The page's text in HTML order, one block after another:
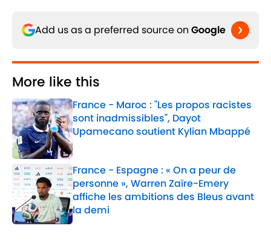
Add us as a preferred source on Google
More like this
France - Maroc : "Les propos racistes
sont inadmissibles", Dayot
Upamecano soutient Kylian Mbappé
Published by on Invalid Date
France - Espagne : « On a peur de
personne », Warren Zaïre-Emery
affiche les ambitions des Bleus avant
la demi
Published by on Invalid Date